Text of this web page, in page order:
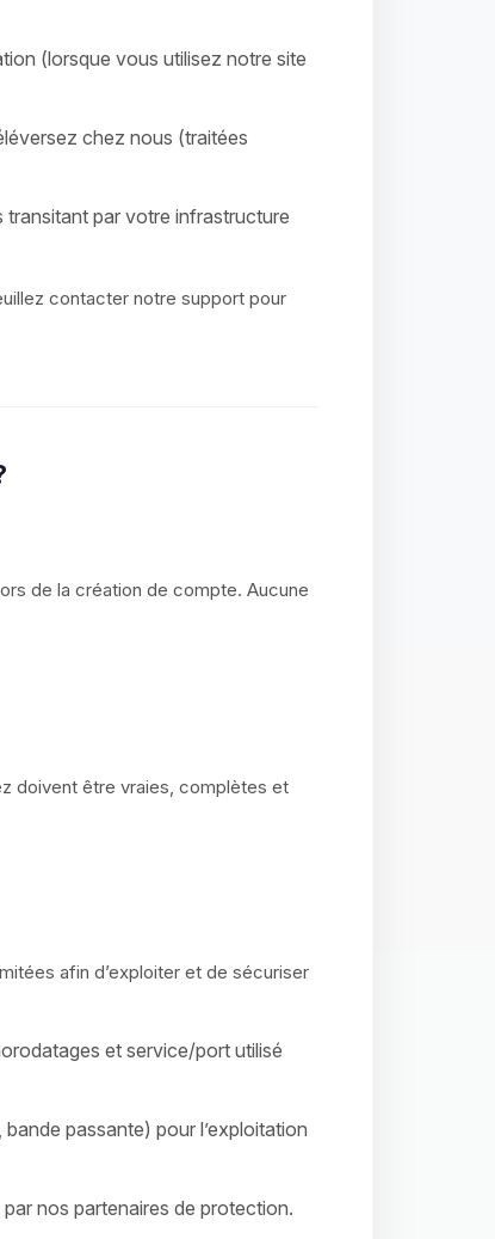
(lorsque vous utilisez notre site
chez nous (traitées
par votre infrastructure
contacter notre support pour
de la création de compte. Aucune
doivent être vraies, complètes et
afin d’exploiter et de sécuriser
et service/port utilisé
passante) pour l’exploitation
nos partenaires de protection.